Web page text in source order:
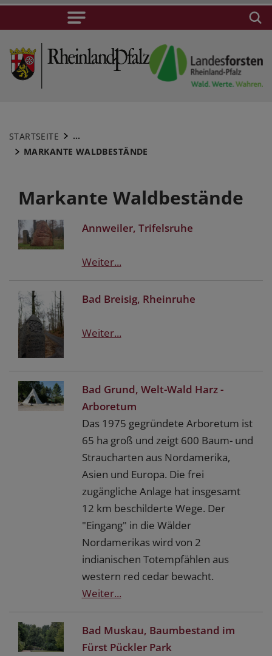
STARTSEITE
...
MARKANTE WALDBESTÄNDE
Markante Waldbestände
Annweiler, Trifelsruhe
Weiter...
Bad Breisig, Rheinruhe
Weiter...
Bad Grund, Welt-Wald Harz -
Arboretum
Das 1975 gegründete Arboretum ist
65 ha groß und zeigt 600 Baum- und
Straucharten aus Nordamerika,
Asien und Europa. Die frei
zugängliche Anlage hat insgesamt
12 km beschilderte Wege. Der
"Eingang" in die Wälder
Nordamerikas wird von 2
indianischen Totempfählen aus
western red cedar bewacht.
Weiter...
Bad Muskau, Baumbestand im
Fürst Pückler Park